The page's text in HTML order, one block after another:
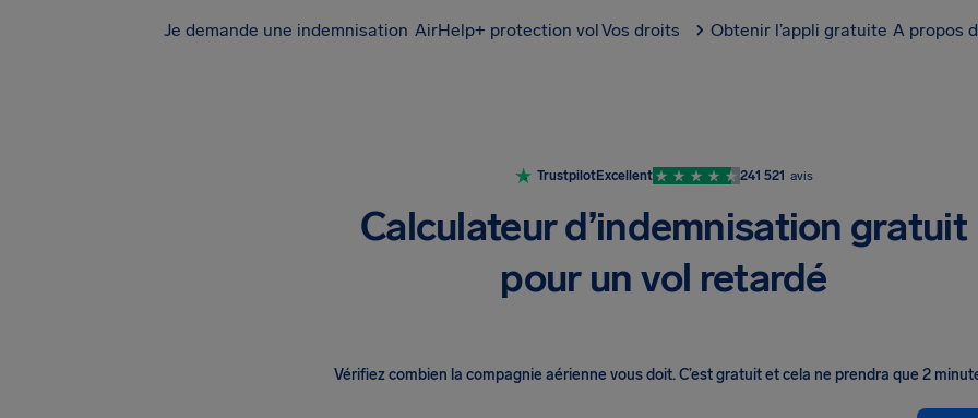
Je demande une indemnisation AirHelp+ protection volVos droits Obtenir l’appli gratuite A propos
TrustpilotExcellent 241 521 avis
Calculateur d’indemnisation gratuit
pour un vol retardé
Vérifiez combien la compagnie aérienne vous doit.C’est gratuit et cela ne prendra que 2